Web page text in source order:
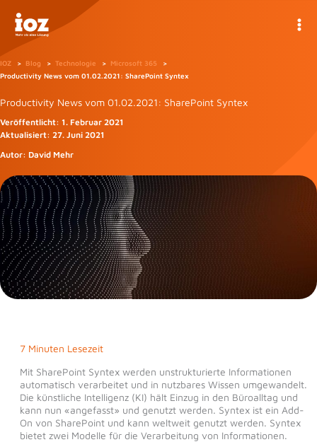
Inhalt
springen
IOZ Blog Technologie
Microsoft 365
Productivity News vom 01.02.2021: SharePoint Syntex
Productivity News vom 01.02.2021: SharePoint Syntex
Veröffentlicht: 1. Februar 2021
Aktualisiert: 27. Juni 2021
Autor: David Mehr
7 Minuten Lesezeit
Mit SharePoint Syntex werden unstrukturierte Informationen
automatisch verarbeitet und in nutzbares Wissen umgewandelt.
Die künstliche Intelligenz (KI) hält Einzug in den Büroalltag und
kann nun «angefasst» und genutzt werden. Syntex ist ein Add-
On von SharePoint und kann weltweit genutzt werden. Syntex
bietet zwei Modelle für die Verarbeitung von Informationen.